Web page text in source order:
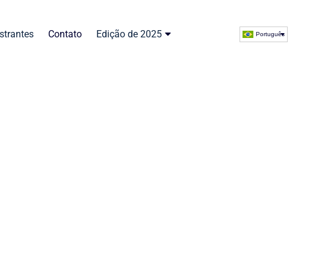
Contato Edição de 2025 Português